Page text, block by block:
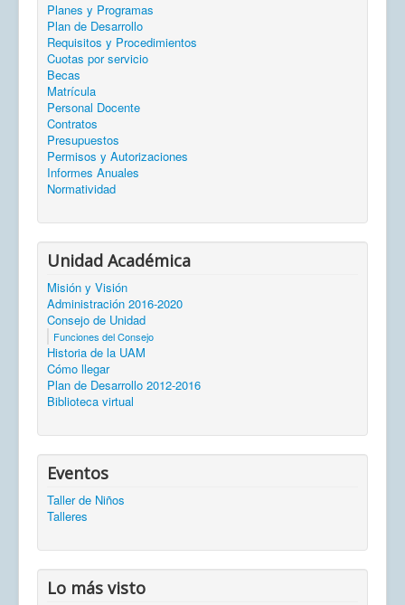
Planes y Programas
Plan de Desarrollo
Requisitos y Procedimientos
Cuotas por servicio
Becas
Matrícula
Personal Docente
Contratos
Presupuestos
Permisos y Autorizaciones
Informes Anuales
Normatividad
Unidad Académica
Misión y Visión
Administración 2016-2020
Consejo de Unidad
Funciones del Consejo
Historia de la UAM
Cómo llegar
Plan de Desarrollo 2012-2016
Biblioteca virtual
Eventos
Taller de Niños
Talleres
Lo más visto